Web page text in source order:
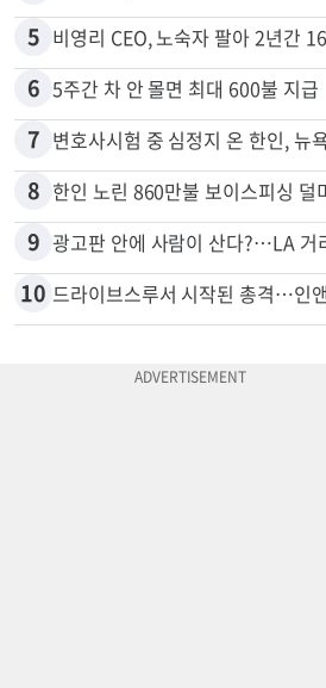
1
2
3
4
5 비영리 CEO, 노숙자 팔아 2년간
6 5주간 차 안 몰면 최대 600불 지급
7 변호사시험 중 심정지 온 한인, 뉴